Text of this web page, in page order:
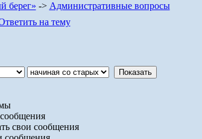
берег» -> Административные вопросы
свои сообщения